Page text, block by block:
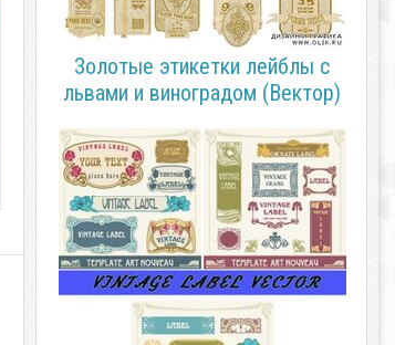
Золотые этикетки лейблы с
львами и виноградом (Вектор)